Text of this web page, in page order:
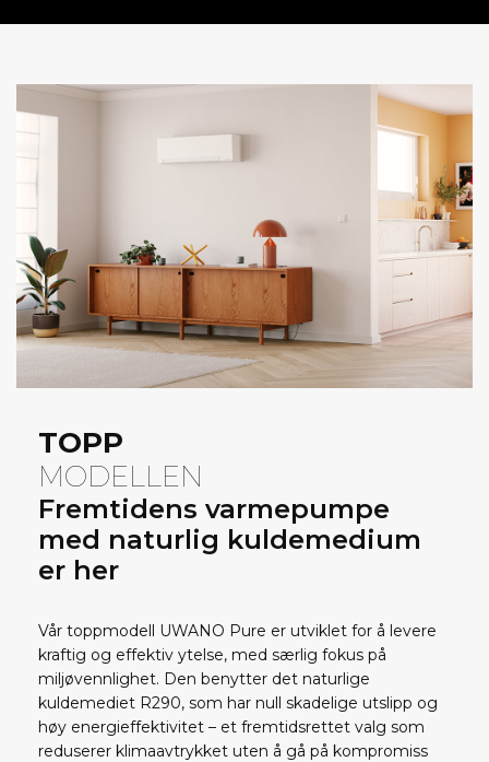
TOPP
MODELLEN
Fremtidens varmepumpe
med naturlig kuldemedium
er her
Vår toppmodell UWANO Pure er utviklet for å levere
kraftig og effektiv ytelse, med særlig fokus på
miljøvennlighet. Den benytter det naturlige
kuldemediet R290, som har null skadelige utslipp og
høy energieffektivitet – et fremtidsrettet valg som
reduserer klimaavtrykket uten å gå på kompromiss